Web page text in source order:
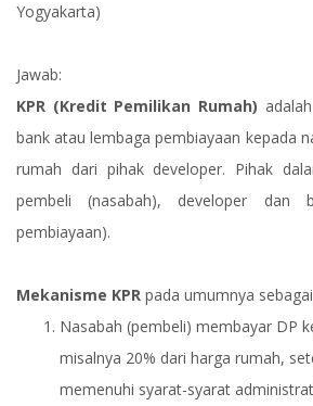
Yogyakarta)
Jawab:
KPR (Kredit Pemilikan Rumah)
bank atau lembaga pembiayaan kepada
rumah dari pihak developer. Pihak
pembeli (nasabah), developer dan
pembiayaan).
Mekanisme KPR pada umumnya
Nasabah (pembeli) membayar DP
misalnya 20% dari harga rumah,
memenuhi syarat-syarat